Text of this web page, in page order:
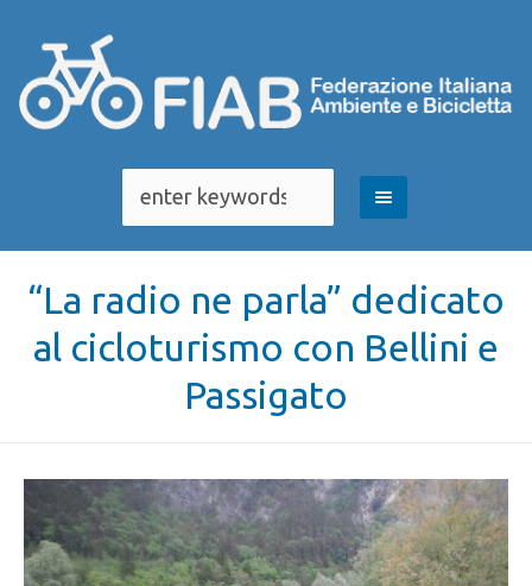
“La radio ne parla” dedicato
al cicloturismo con Bellini e
Passigato